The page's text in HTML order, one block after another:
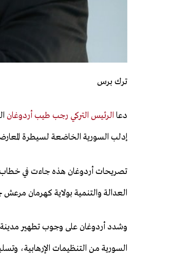
ترك برس
دعا الرئيس التركي رجب طيب أردوغان
إدلب السورية الخاضعة لسيطرة
تصريحات أردوغان هذه جاءت في
العدالة والتنمية بولاية كهرمان مرعش
وشدد أردوغان على وجوب تطهير
السورية من التنظيمات الإرهابية،